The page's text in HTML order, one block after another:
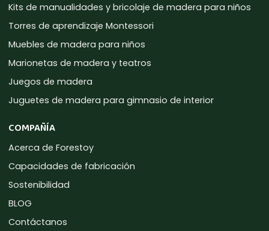
Kits de manualidades y bricolaje de madera para niños
Torres de aprendizaje Montessori
Muebles de madera para niños
Marionetas de madera y teatros
Juegos de madera
Juguetes de madera para gimnasio de interior
COMPAÑÍA
Acerca de Forestoy
Capacidades de fabricación
Sostenibilidad
BLOG
Contáctanos